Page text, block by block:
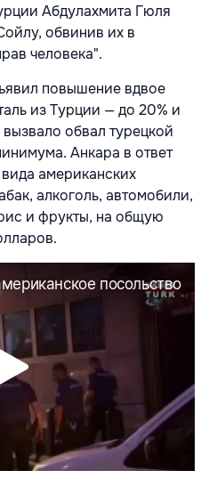
Абдулахмита Гюля
обвинив их в
человека".
повышение вдвое
из Турции — до 20% и
обвал турецкой
Анкара в ответ
американских
алкоголь, автомобили,
и фрукты, на общую